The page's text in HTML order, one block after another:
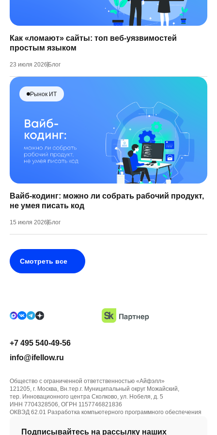
Как «ломают» сайты: топ веб-уязвимостей
простым языком
23 июля 2026 Блог
Рынок ИТ
Вайб-кодинг: можно ли собрать рабочий продукт,
не умея писать код
15 июля 2026 Блог
Смотреть все
Подписывайтесь на рассылку наших
+7 495 540-49-56
info@ifellow.ru
Общество с ограниченной ответственностью «Айфэлл»
121205, г. Москва, Вн.тер.г. Муниципальный округ Можайский,
тер. Инновационного центра Сколково, ул. Нобеля, д. 5
ИНН 7704328506, ОГРН 1157746821836
ОКВЭД 62.01 Разработка компьютерного программного обеспечения